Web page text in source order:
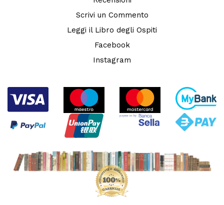
Scrivi un Commento
Leggi il Libro degli Ospiti
Facebook
Instagram